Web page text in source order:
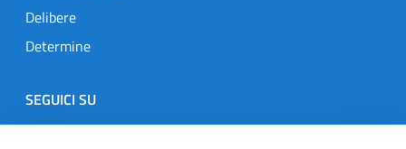
Delibere
Determine
SEGUICI SU
Designers Italia
TwitterInstagramYoutubeLinkedin